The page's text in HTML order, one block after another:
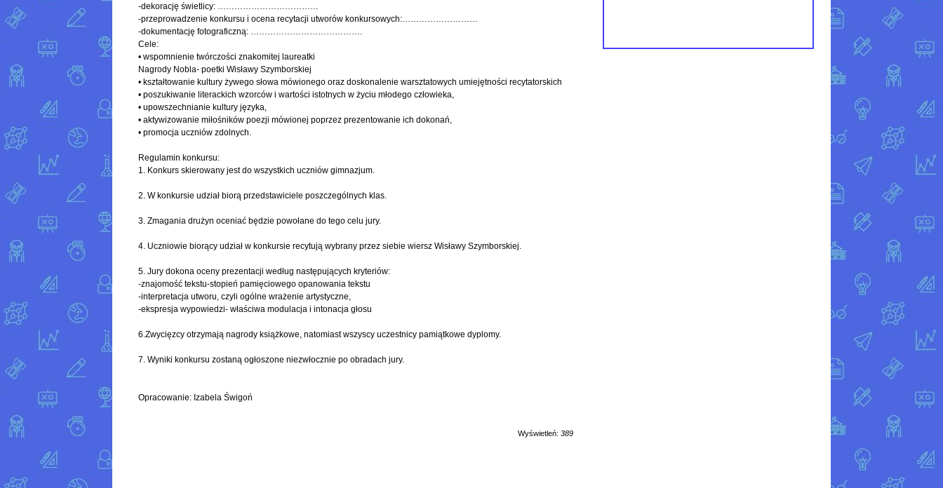
-dekorację świetlicy: ………………………………
-przeprowadzenie konkursu i ocena recytacji utworów konkursowych:………………………
-dokumentację fotograficzną: ………………………………….
Cele:
• wspomnienie twórczości znakomitej laureatki
Nagrody Nobla- poetki Wisławy Szymborskiej
• kształtowanie kultury żywego słowa mówionego oraz doskonalenie warsztatowych umiejętności recytatorskich
• poszukiwanie literackich wzorców i wartości istotnych w życiu młodego człowieka,
• upowszechnianie kultury języka,
• aktywizowanie miłośników poezji mówionej poprzez prezentowanie ich dokonań,
• promocja uczniów zdolnych.
Regulamin konkursu:
1. Konkurs skierowany jest do wszystkich uczniów gimnazjum.
2. W konkursie udział biorą przedstawiciele poszczególnych klas.
3. Zmagania drużyn oceniać będzie powołane do tego celu jury.
4. Uczniowie biorący udział w konkursie recytują wybrany przez siebie wiersz Wisławy Szymborskiej.
5. Jury dokona oceny prezentacji według następujących kryteriów:
-znajomość tekstu-stopień pamięciowego opanowania tekstu
-interpretacja utworu, czyli ogólne wrażenie artystyczne,
-ekspresja wypowiedzi- właściwa modulacja i intonacja głosu
6.Zwycięzcy otrzymają nagrody książkowe, natomiast wszyscy uczestnicy pamiątkowe dyplomy.
7. Wyniki konkursu zostaną ogłoszone niezwłocznie po obradach jury.
Opracowanie: Izabela Świgoń
Wyświetleń: 389